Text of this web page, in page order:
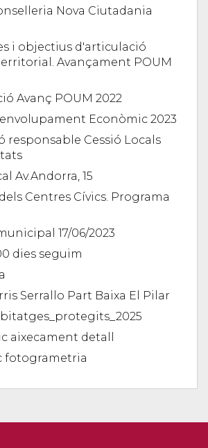
Nova Ciutadania
i objectius d'articulació
Avançament POUM
Avanç POUM 2022
Econòmic 2023
responsable Cessió Locals
Av.Andorra, 15
Centres Cívics. Programa
17/06/2023
dies seguim
Serrallo Part Baixa El Pilar
aixecament detall
fotogrametria